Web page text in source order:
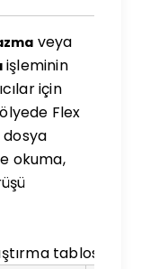
veya
işleminin
için
Flex
dosya
okuma,
tablosu